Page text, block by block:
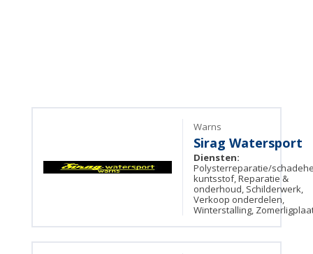
Warns
Sirag Watersport
Diensten:
Polysterreparatie/
kuntsstof, Reparatie &
onderhoud, Schilderwerk,
Verkoop onderdelen,
Winterstalling,